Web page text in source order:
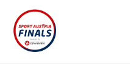
content